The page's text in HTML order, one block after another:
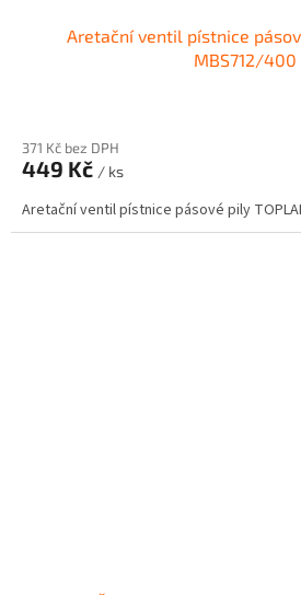
Aretační ventil pístnice
MBS712/400
371 Kč bez DPH
449 Kč / ks
Aretační ventil pístnice pásové pily